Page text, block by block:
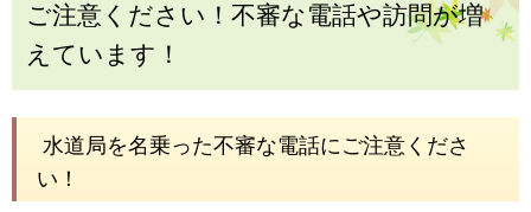
ご注意ください！不審な電話や訪問が増
えています！
水道局を名乗った不審な電話にご注意くださ
い！